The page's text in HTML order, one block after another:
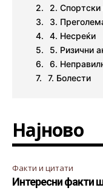
2. Спортски
3.
4. Несреќи
5. Ризични
6.
7. Болести
Најново
Факти и цитати
Интересни факти